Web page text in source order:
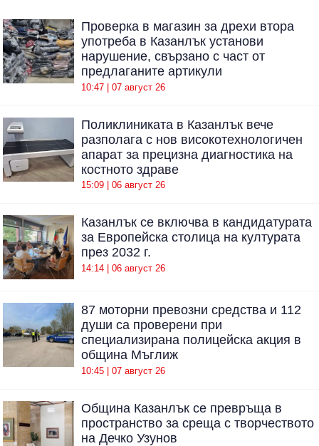
Проверка в магазин за дрехи втора
употреба в Казанлък установи
нарушение, свързано с част от
предлаганите артикули
10:47 | 07 август 26
Поликлиниката в Казанлък вече
разполага с нов високотехнологичен
апарат за прецизна диагностика на
костното здраве
15:09 | 06 август 26
Казанлък се включва в кандидатурата
за Европейска столица на културата
през 2032 г.
14:14 | 06 август 26
87 моторни превозни средства и 112
души са проверени при
специализирана полицейска акция в
община Мъглиж
10:45 | 07 август 26
Община Казанлък се превръща в
пространство за среща с творчеството
на Дечко Узунов